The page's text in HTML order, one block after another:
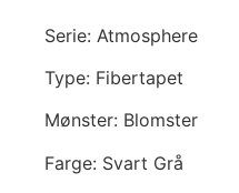
Serie: Atmosphere
Type: Fibertapet
Mønster: Blomster
Farge: Svart Grå